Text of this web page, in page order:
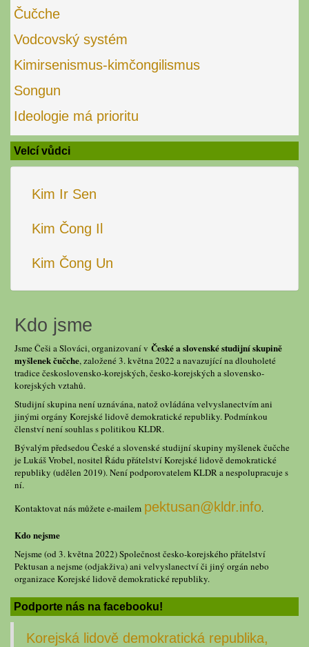
Čučche
Vodcovský systém
Kimirsenismus-kimčongilismus
Songun
Ideologie má prioritu
Velcí vůdci
Kim Ir Sen
Kim Čong Il
Kim Čong Un
Kdo jsme
Jsme Češi a Slováci, organizovaní v České a slovenské studijní skupině
myšlenek čučche, založené 3. května 2022 a navazující na dlouholeté
tradice československo-korejských, česko-korejských a slovensko-
korejských vztahů.
Studijní skupina není uznávána, natož ovládána velvyslanectvím ani
jinými orgány Korejské lidově demokratické republiky. Podmínkou
členství není souhlas s politikou KLDR.
Bývalým předsedou České a slovenské studijní skupiny myšlenek čučche
je Lukáš Vrobel, nositel Řádu přátelství Korejské lidově demokratické
republiky (udělen 2019). Není podporovatelem KLDR a nespolupracuje s
ní.
Kontaktovat nás můžete e-mailem pektusan@kldr.info.
Kdo nejsme
Nejsme (od 3. května 2022) Společnost česko-korejského přátelství
Pektusan a nejsme (odjakživa) ani velvyslanectví či jiný orgán nebo
organizace Korejské lidově demokratické republiky.
Podporte nás na facebooku!
Korejská lidově demokratická republika,